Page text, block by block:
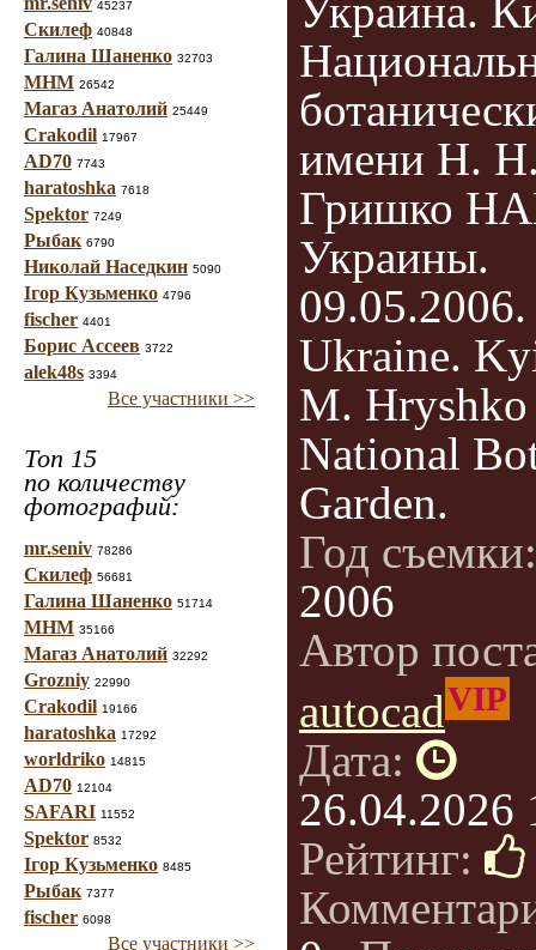
45237
Скилеф 40848
Галина Шаненко 32703
МНМ 26542
Магаз Анатолий 25449
Crakodil 17967
AD70 7743
haratoshka 7618
Spektor 7249
Рыбак 6790
Николай Наседкин 5090
Ігор Кузьменко 4796
fischer 4401
Борис Ассеев 3722
alek48s 3394
Все участники >>
Топ 15
по количеству
фотографий:
mr.seniv 78286
Скилеф 56681
Галина Шаненко 51714
МНМ 35166
Магаз Анатолий 32292
Grozniy 22990
Crakodil 19166
haratoshka 17292
worldriko 14815
AD70 12104
SAFARI 11552
Spektor 8532
Ігор Кузьменко 8485
Рыбак 7377
fischer 6098
Все участники >>
Украина.
имени Н.
Гришко
Украины.
09.05.2006.
Ukraine.
M. Hryshko
National
Garden.
Год
2006
Автор
autocadVIP
Дата:
26.04.2026
Рейтинг: